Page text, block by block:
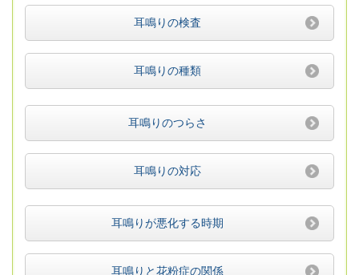
耳鳴りの検査
耳鳴りの種類
耳鳴りのつらさ
耳鳴りの対応
耳鳴りが悪化する時期
耳鳴りと花粉症の関係